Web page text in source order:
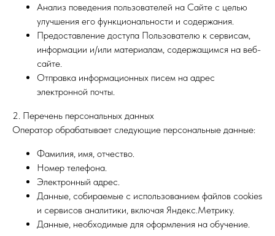
Анализ поведения пользователей на Сайте с целью
улучшения его функциональности и содержания.
Предоставление доступа Пользователю к сервисам,
информации и/или материалам, содержащимся на веб-
сайте.
Отправка информационных писем на адрес
электронной почты.
2. Перечень персональных данных
Оператор обрабатывает следующие персональные данные:
Фамилия, имя, отчество.
Номер телефона.
Электронный адрес.
Данные, собираемые с использованием файлов cookies
и сервисов аналитики, включая Яндекс.Метрику.
Данные, необходимые для оформления на обучение.